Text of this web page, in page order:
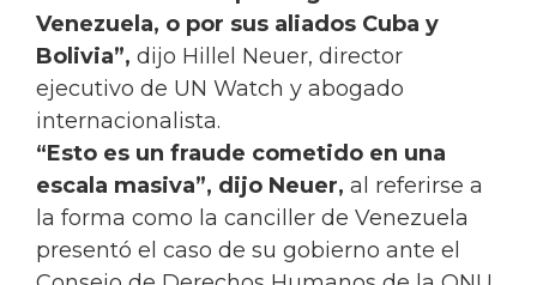
Venezuela, o por sus aliados Cuba y
Bolivia”, dijo Hillel Neuer, director
ejecutivo de UN Watch y abogado
internacionalista.
“Esto es un fraude cometido en una
escala masiva”, dijo Neuer, al referirse a
la forma como la canciller de Venezuela
presentó el caso de su gobierno ante el